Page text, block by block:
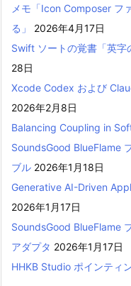
メモ「Icon Composer フ
る」
2026年4月17日
Swift ソートの覚書「英字
28日
Xcode Codex および
2026年2月8日
Balancing Coupling in
SoundsGood BlueFlame
ブル 2026年1月18日
Generative AI-Driven
2026年1月17日
SoundsGood BlueFlame
アダプタ 2026年1月17日
HHKB Studio ポインティ